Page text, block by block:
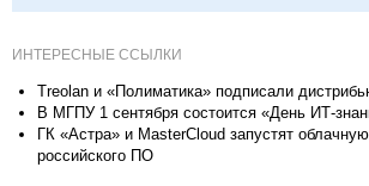
ИНТЕРЕСНЫЕ ССЫЛКИ
Treolan и «Полиматика» подписали
В МГПУ 1 сентября состоится «День ИТ-
ГК «Астра» и MasterCloud запустят
российского ПО